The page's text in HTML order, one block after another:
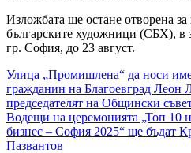
Изложбата ще остане отворена
българските художници (СБХ),
гр. София, до 23 август.
Навигация
Улица „Промишлена“ да носи
гражданин на Благоевград Леон
председателят на Общински
Водещи на церемонията „Топ 10
бизнес – София 2025“ ще бъдат
Пазвантов